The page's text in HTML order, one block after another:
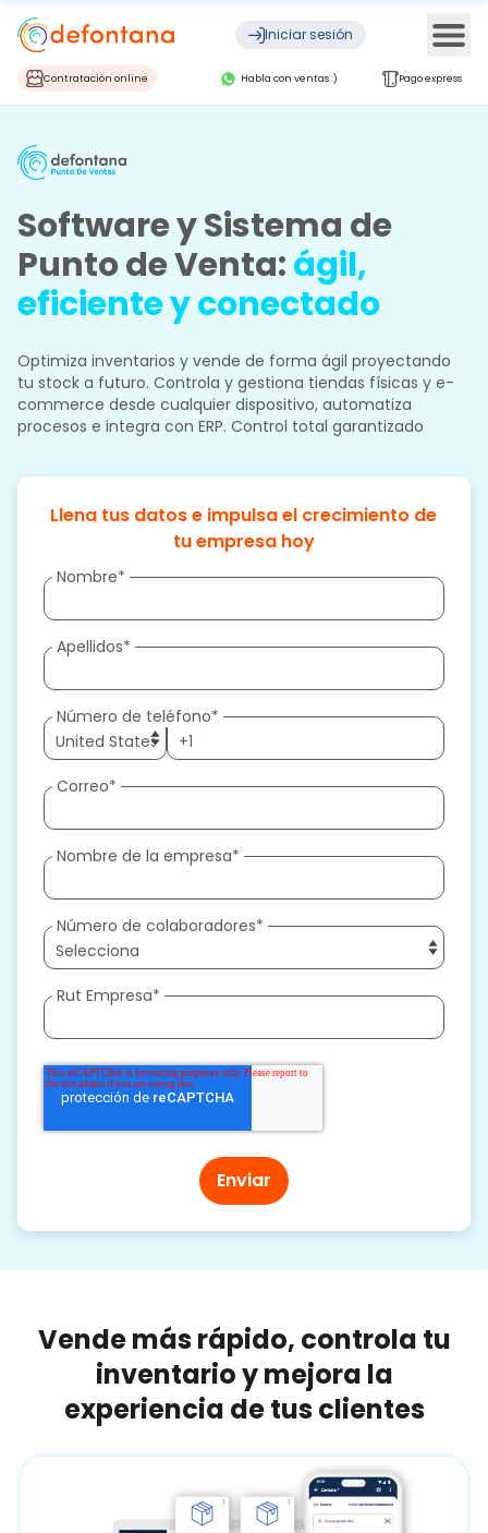
Iniciar sesión
Contratación online Habla con ventas :) Pago express
Software y Sistema de
Punto de Venta:ágil,
eficiente y conectado
Optimiza inventarios y vende de forma ágil proyectando
tu stock a futuro. Controla y gestiona tiendas físicas y e-
commerce desde cualquier dispositivo, automatiza
procesos e integra con ERP. Control total garantizado
Llena tus datos e impulsa el crecimiento de
tu empresa hoy
Nombre*
Apellidos*
Número de teléfono*
Correo*
Nombre de la empresa*
Número de colaboradores*
Rut Empresa*
Vende más rápido, controla tu
inventario y mejora la
experiencia de tus clientes